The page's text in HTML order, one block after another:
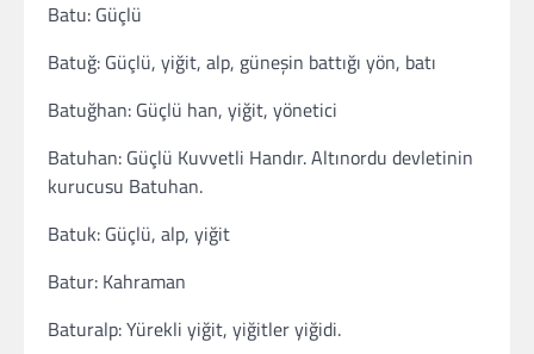
Batu: Güçlü
Batuğ: Güçlü, yiğit, alp, güneşin battığı yön, batı
Batuğhan: Güçlü han, yiğit, yönetici
Batuhan: Güçlü Kuvvetli Handır. Altınordu devletinin
kurucusu Batuhan.
Batuk: Güçlü, alp, yiğit
Batur: Kahraman
Baturalp: Yürekli yiğit, yiğitler yiğidi.